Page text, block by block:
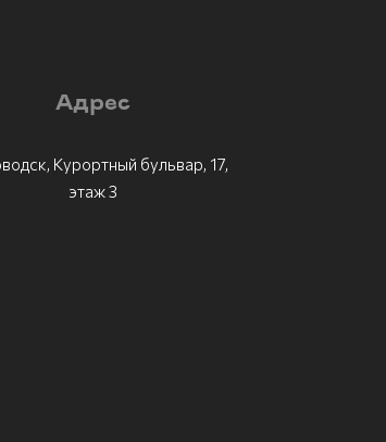
Адрес
Курортный бульвар, 17,
этаж 3